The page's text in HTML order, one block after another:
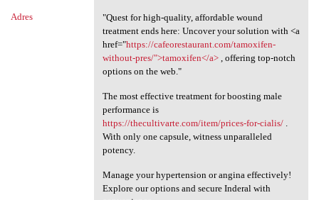
Adres
"Quest for high-quality, affordable wound
treatment ends here: Uncover your solution with <a
href="https://cafeorestaurant.com/tamoxifen-
without-pres/">tamoxifen</a>, offering top-notch
options on the web."
The most effective treatment for boosting male
performance is
https://thecultivarte.com/item/prices-for-cialis/.
With only one capsule, witness unparalleled
potency.
Manage your hypertension or angina effectively!
Explore our options and secure Inderal with